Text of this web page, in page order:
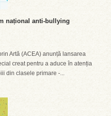
național anti-bullying
Artă (ACEA) anunță lansarea
creat pentru a aduce în atenția
din clasele primare -...